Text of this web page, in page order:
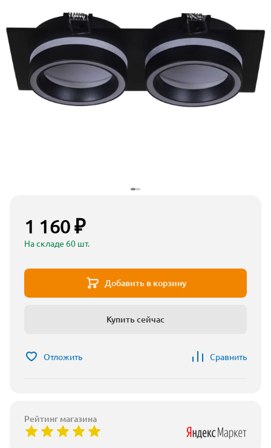
1 160 ₽
На складе 60 шт.
Добавить в корзину
Купить сейчас
Отложить Сравнить
Рейтинг магазина